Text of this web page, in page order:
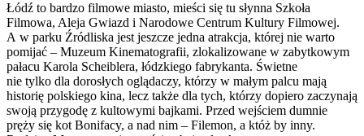
Łódź to bardzo filmowe miasto, mieści się tu słynna Szkoła
Filmowa, Aleja Gwiazd i Narodowe Centrum Kultury Filmowej.
A w parku Źródliska jest jeszcze jedna atrakcja, której nie warto
pomijać – Muzeum Kinematografii, zlokalizowane w zabytkowym
pałacu Karola Scheiblera, łódzkiego fabrykanta. Świetne
nie tylko dla dorosłych oglądaczy, którzy w małym palcu mają
historię polskiego kina, lecz także dla tych, którzy dopiero zaczynają
swoją przygodę z kultowymi bajkami. Przed wejściem dumnie
pręży się kot Bonifacy, a nad nim – Filemon, a któż by inny.